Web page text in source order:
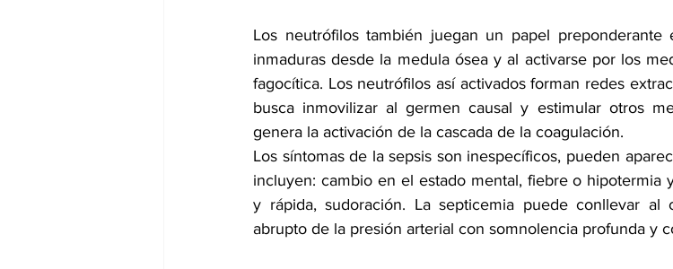
Los neutrófilos también juegan un papel
inmaduras desde la medula ósea y al activarse por los
fagocítica. Los neutrófilos así activados forman redes
busca inmovilizar al germen causal y estimular otros
genera la activación de la cascada de la coagulación.
Los síntomas de la sepsis son inespecíficos, pueden
incluyen: cambio en el estado mental, fiebre o hipotermia
y rápida, sudoración. La septicemia puede conllevar
abrupto de la presión arterial con somnolencia profunda y